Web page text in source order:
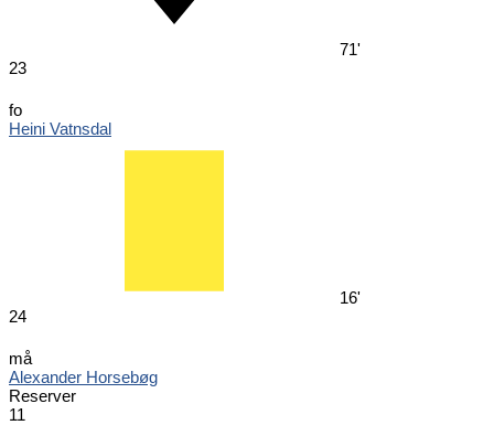
71'
23
fo
Heini Vatnsdal
16'
24
må
Alexander Horsebøg
Reserver
11